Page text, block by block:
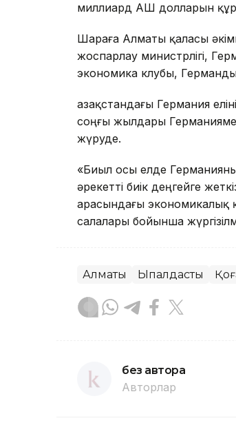
миллиард АҚШ долларын
Шараға Алматы қаласы
жоспарлау министрлігі,
экономика клубы,
Қазақстандағы Германия
соңғы жылдары
жүруде.
«Биыл осы елде
әрекетті биік деңгейге
арасындағы экономикалық
салалары бойынша
Алматы Ықпалдастық
без автора
Авторлар